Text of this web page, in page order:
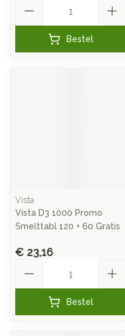
Bestel
Vista
Vista D3 1000 Promo
Smelttabl 120 + 60 Gratis
€ 23,16
Bestel